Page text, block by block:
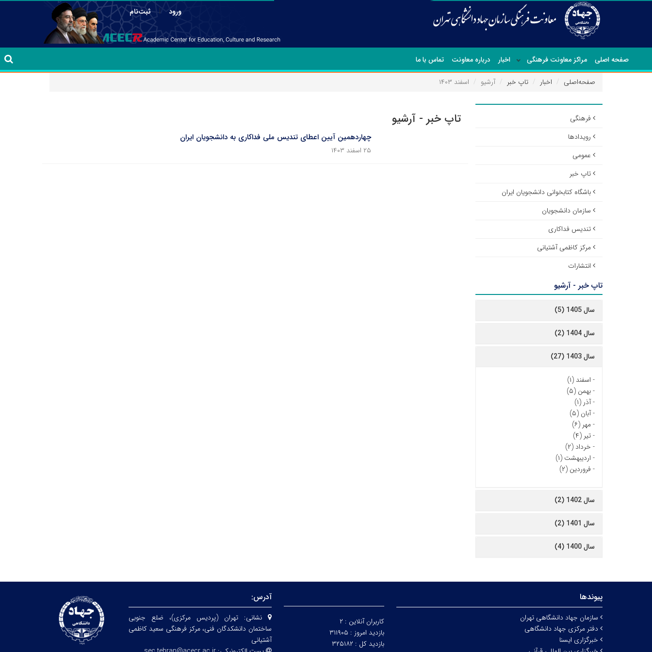
ورود | ثبت‌نام
صفحه اصلی مراکز معاونت فرهنگی اخبار درباره معاونت تماس با ما
صفحه‌اصلی اخبار تاپ خبر آرشیو اسفند ۱۴۰۳
تاپ خبر - آرشیو
چهاردهمین آیین اعطای تندیس ملی فداکاری به دانشجویان ایران
۲۵ اسفند ۱۴۰۳
فرهنگی
رویدادها
عمومی
تاپ خبر
باشگاه کتابخوانی دانشجویان ایران
سازمان دانشجویان
تندیس فداکاری
مرکز کاظمی آشتیانی
انتشارات
تاپ خبر - آرشیو
سال 1405 (5)
سال 1404 (2)
سال 1403 (27)
- اسفند (۱)
-بهمن (۵)
-آذر (۱)
-آبان (۵)
-مهر (۶)
-تیر (۴)
- خرداد (۲)
- اردیبهشت (۱)
- فروردین (۲)
سال 1402 (2)
سال 1401 (2)
سال 1400 (4)
پیوندها
سازمان جهاد دانشگاهی تهران
دفتر مرکزی جهاد دانشگاهی
خبرگزاری ایسنا
کاربران آنلاین : ۲
بازدید امروز : ۳۱۱۹۰۵
بازدید کل : ۳۲۵۱۸۲
آدرس:
نشانی:تهران (پردیس مرکزی)، ضلع جنوبی
ساختمان دانشکدگان فنی، مرکز فرهنگی سعید کاظمی
آشتیانی